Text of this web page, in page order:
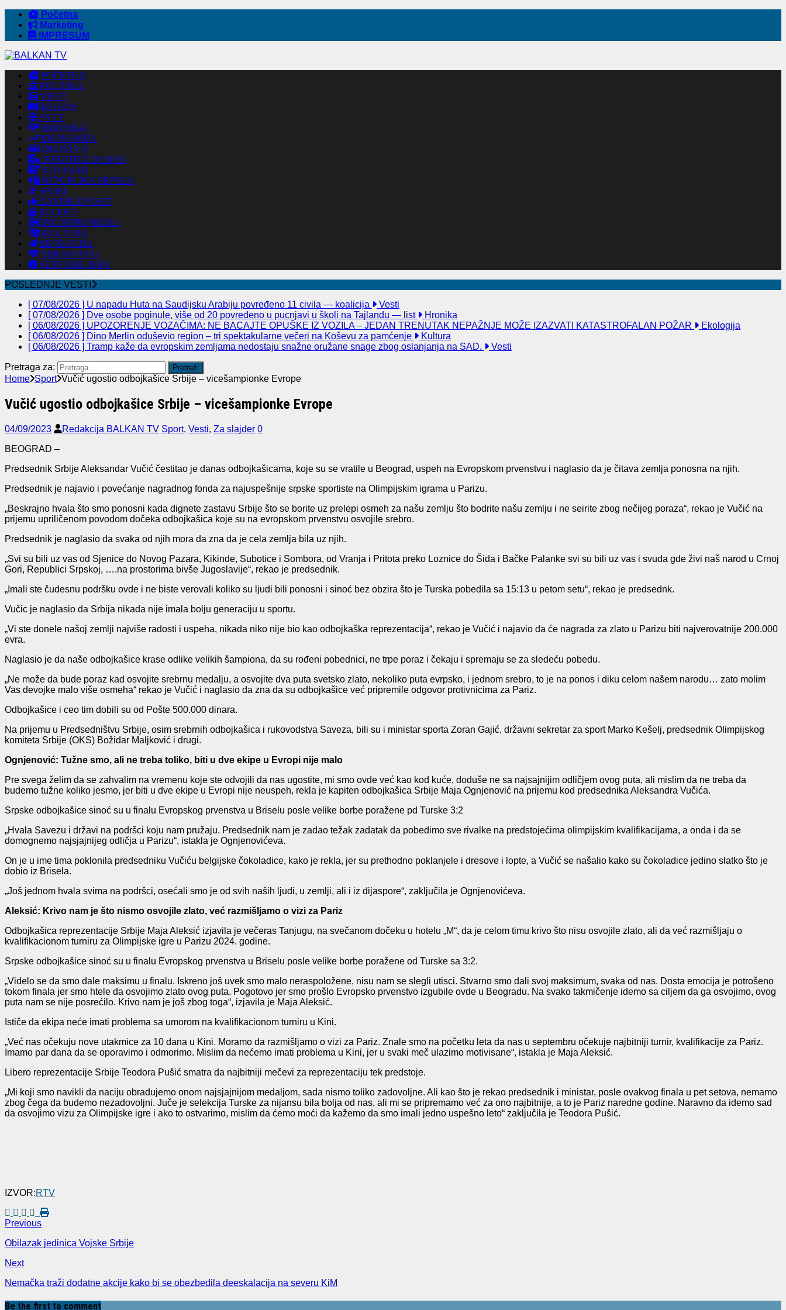
Početna
Marketing
IMPRESUM
POČETNA
POLITIKA
VESTI
REGION
SVET
HRONIKA
EKONOMIJA
DRUŠTVO
SUBOTICA DANAS
NOVI SAD
REPUBLIKA SRPSKA
SPORT
ZANIMLJIVOSTI
RECEPTI
POLJOPRIVREDA
KULTURA
EKOLOGIJA
ZDRAVSTVO
SERVISNE INFO
POSLEDNJE VESTI
[ 07/08/2026 ] U napadu Huta na Saudijsku Arabiju povređeno 11 civila — koalicija
Vesti
[ 07/08/2026 ] Dve osobe poginule, više od 20 povređeno u pucnjavi u školi na Tajlandu — list
Hronika
[ 06/08/2026 ] UPOZORENJE VOZAČIMA: NE BACAJTE OPUŠKE IZ VOZILA – JEDAN TRENUTAK NEPAŽNJE MOŽE IZAZVATI KATASTROFALAN POŽAR
Ekologija
[ 06/08/2026 ] Dino Merlin oduševio region – tri spektakularne večeri na Koševu za pamćenje
Kultura
[ 06/08/2026 ] Tramp kaže da evropskim zemljama nedostaju snažne oružane snage zbog oslanjanja na SAD. Vesti
Pretraga za:
Home Sport Vučić ugostio odbojkašice Srbije – vicešampionke Evrope
Vučić ugostio odbojkašice Srbije – vicešampionke Evrope
04/09/2023 Redakcija BALKAN TV Sport, Vesti, Za slajder 0
BEOGRAD –
Predsednik Srbije Aleksandar Vučić čestitao je danas odbojkašicama, koje su se vratile u Beograd, uspeh na Evropskom prvenstvu i naglasio da je čitava zemlja ponosna na njih.
Predsednik je najavio i povećanje nagradnog fonda za najuspešnije srpske sportiste na Olimpijskim igrama u Parizu.
„Beskrajno hvala što smo ponosni kada dignete zastavu Srbije što se borite uz prelepi osmeh za našu zemlju što bodrite našu zemlju i ne seirite zbog nečijeg poraza“, rekao je Vučić na
prijemu upriličenom povodom dočeka odbojkašica koje su na evropskom prvenstvu osvojile srebro.
Predsednik je naglasio da svaka od njih mora da zna da je cela zemlja bila uz njih.
„Svi su bili uz vas od Sjenice do Novog Pazara, Kikinde, Subotice i Sombora, od Vranja i Pritota preko Loznice do Šida i Bačke Palanke svi su bili uz vas i svuda gde živi naš narod u Crnoj
Gori, Republici Srpskoj, ….na prostorima bivše Jugoslavije“, rekao je predsednik.
„Imali ste čudesnu podršku ovde i ne biste verovali koliko su ljudi bili ponosni i sinoć bez obzira što je Turska pobedila sa 15:13 u petom setu“, rekao je predsednk.
Vučic je naglasio da Srbija nikada nije imala bolju generaciju u sportu.
„Vi ste donele našoj zemlji najviše radosti i uspeha, nikada niko nije bio kao odbojkaška reprezentacija“, rekao je Vučić i najavio da će nagrada za zlato u Parizu biti najverovatnije 200.000
evra.
Naglasio je da naše odbojkašice krase odlike velikih šampiona, da su rođeni pobednici, ne trpe poraz i čekaju i spremaju se za sledeću pobedu.
„Ne može da bude poraz kad osvojite srebrnu medalju, a osvojite dva puta svetsko zlato, nekoliko puta evrpsko, i jednom srebro, to je na ponos i diku celom našem narodu… zato molim
Vas devojke malo više osmeha“ rekao je Vučić i naglasio da zna da su odbojkašice već pripremile odgovor protivnicima za Pariz.
Odbojkašice i ceo tim dobili su od Pošte 500.000 dinara.
Na prijemu u Predsedništvu Srbije, osim srebrnih odbojkašica i rukovodstva Saveza, bili su i ministar sporta Zoran Gajić, državni sekretar za sport Marko Kešelj, predsednik Olimpijskog
komiteta Srbije (OKS) Božidar Maljković i drugi.
Ognjenović: Tužne smo, ali ne treba toliko, biti u dve ekipe u Evropi nije malo
Pre svega želim da se zahvalim na vremenu koje ste odvojili da nas ugostite, mi smo ovde već kao kod kuće, doduše ne sa najsajnijim odličjem ovog puta, ali mislim da ne treba da
budemo tužne koliko jesmo, jer biti u dve ekipe u Evropi nije neuspeh, rekla je kapiten odbojkašica Srbije Maja Ognjenović na prijemu kod predsednika Aleksandra Vučića.
Srpske odbojkašice sinoć su u finalu Evropskog prvenstva u Briselu posle velike borbe poražene pd Turske 3:2
„Hvala Savezu i državi na podršci koju nam pružaju. Predsednik nam je zadao težak zadatak da pobedimo sve rivalke na predstojećima olimpijskim kvalifikacijama, a onda i da se
domognemo najsjajnijeg odličja u Parizu“, istakla je Ognjenovićeva.
On je u ime tima poklonila predsedniku Vučiću belgijske čokoladice, kako je rekla, jer su prethodno poklanjele i dresove i lopte, a Vučić se našalio kako su čokoladice jedino slatko što je
dobio iz Brisela.
„Još jednom hvala svima na podršci, osećali smo je od svih naših ljudi, u zemlji, ali i iz dijaspore“, zaključila je Ognjenovićeva.
Aleksić: Krivo nam je što nismo osvojile zlato, već razmišljamo o vizi za Pariz
Odbojkašica reprezentacije Srbije Maja Aleksić izjavila je večeras Tanjugu, na svečanom dočeku u hotelu „M“, da je celom timu krivo što nisu osvojile zlato, ali da već razmišljaju o
kvalifikacionom turniru za Olimpijske igre u Parizu 2024. godine.
Srpske odbojkašice sinoć su u finalu Evropskog prvenstva u Briselu posle velike borbe poražene od Turske sa 3:2.
„Videlo se da smo dale maksimu u finalu. Iskreno još uvek smo malo neraspoložene, nisu nam se slegli utisci. Stvarno smo dali svoj maksimum, svaka od nas. Dosta emocija je potrošeno
tokom finala jer smo htele da osvojimo zlato ovog puta. Pogotovo jer smo prošlo Evropsko prvenstvo izgubile ovde u Beogradu. Na svako takmičenje idemo sa ciljem da ga osvojimo, ovog
puta nam se nije posrećilo. Krivo nam je još zbog toga“, izjavila je Maja Aleksić.
Ističe da ekipa neće imati problema sa umorom na kvalifikacionom turniru u Kini.
„Već nas očekuju nove utakmice za 10 dana u Kini. Moramo da razmišljamo o vizi za Pariz. Znale smo na početku leta da nas u septembru očekuje najbitniji turnir, kvalifikacije za Pariz.
Imamo par dana da se oporavimo i odmorimo. Mislim da nećemo imati problema u Kini, jer u svaki meč ulazimo motivisane“, istakla je Maja Aleksić.
Libero reprezentacije Srbije Teodora Pušić smatra da najbitniji mečevi za reprezentaciju tek predstoje.
„Mi koji smo navikli da naciju obradujemo onom najsjajnijom medaljom, sada nismo toliko zadovoljne. Ali kao što je rekao predsednik i ministar, posle ovakvog finala u pet setova, nemamo
zbog čega da budemo nezadovoljni. Juče je selekcija Turske za nijansu bila bolja od nas, ali mi se pripremamo već za ono najbitnije, a to je Pariz naredne godine. Naravno da idemo sad
da osvojimo vizu za Olimpijske igre i ako to ostvarimo, mislim da ćemo moći da kažemo da smo imali jedno uspešno leto“ zaključila je Teodora Pušić.
IZVOR:RTV
Previous
Obilazak jedinica Vojske Srbije
Next
Nemačka traži dodatne akcije kako bi se obezbedila deeskalacija na severu KiM
Be the first to comment